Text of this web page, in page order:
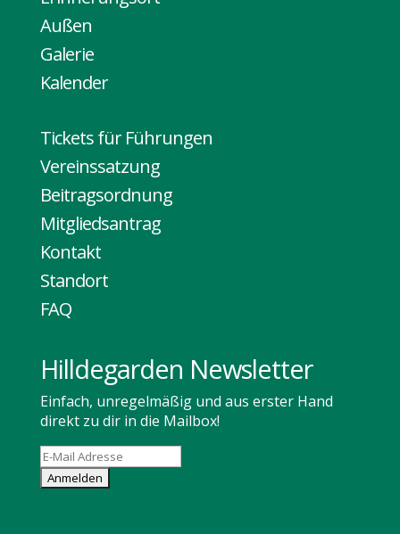
Außen
Galerie
Kalender
Tickets für Führungen
Vereinssatzung
Beitragsordnung
Mitgliedsantrag
Kontakt
Standort
FAQ
Hilldegarden Newsletter
Einfach, unregelmäßig und aus erster Hand
direkt zu dir in die Mailbox!